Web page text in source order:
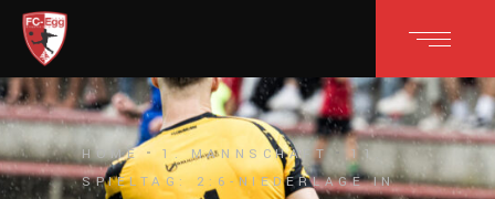
HOME 1. MANNSCHAFT
11.
SPIELTAG: 2:6-NIEDERLAGE IN